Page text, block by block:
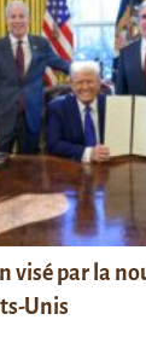
visé par la
Unis